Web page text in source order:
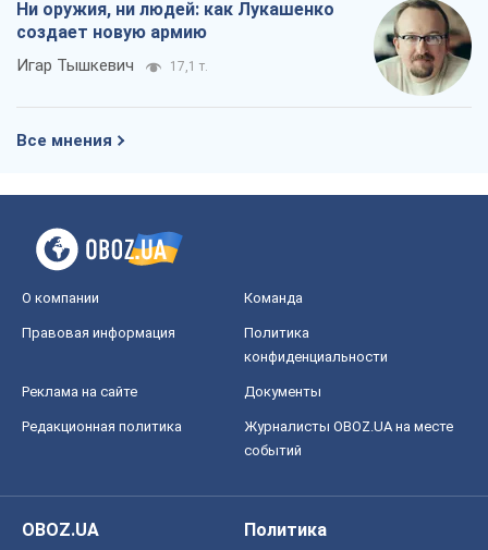
Ни оружия, ни людей: как Лукашенко
создает новую армию
Игар Тышкевич 17,1 т.
Все мнения
О компании Команда
Правовая информация
Политика
конфиденциальности
Реклама на сайте Документы
Редакционная политика
Журналисты OBOZ.UA на месте
событий
OBOZ.UA
Политика